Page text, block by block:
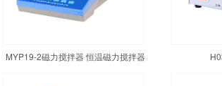
MYP19-2磁力搅拌器 恒温磁力搅拌器